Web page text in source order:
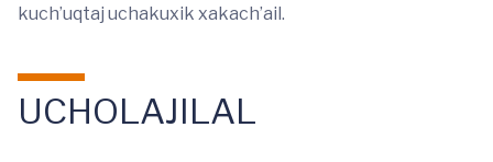
kuch’uqtaj uchakuxik xakach’ail.
UCHOLAJILAL